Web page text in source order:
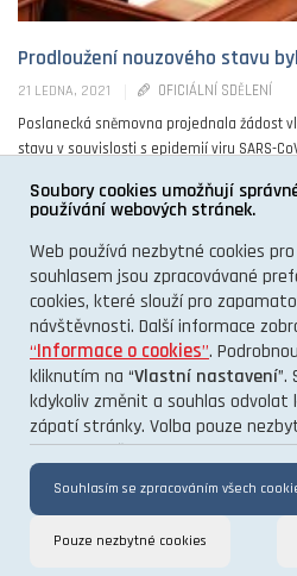
Prodloužení nouzového stavu
21 LEDNA, 2021
OFICIÁLNÍ SDĚLENÍ
Poslanecká sněmovna projednala žádost
stavu v souvislosti s epidemií viru SARS-
O
TENTO INFORMAČNÍ WEB VÁM PŘINÁŠÍ
Soubory cookies umožňují
používání webových stránek.
Web používá nezbytné cookies
souhlasem jsou zpracovávané
cookies, které slouží pro
návštěvnosti. Další informace
“Informace o cookies”.
kliknutím na “Vlastní nastavení”.
kdykoliv změnit a souhlas odvolat
zápatí stránky. Volba pouze
vliv na funkčnost a výkon stránek.
Souhlasím se zpracováním všech
Pouze nezbytné cookies